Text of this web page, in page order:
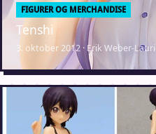
FIGURER OG MERCHANDISE
Tenshi
3. oktober 2012 · Erik Weber-